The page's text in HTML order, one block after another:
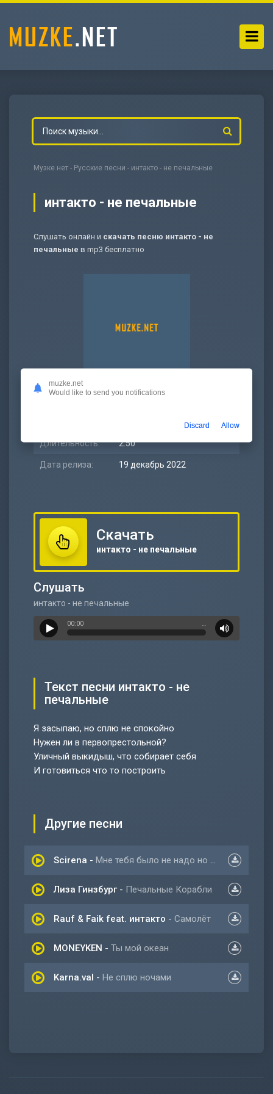
Музке.нет - Русские песни - интакто - не печальные
интакто - не печальные
Слушать онлайн и скачать песню интакто - не
печальные в mp3 бесплатно
Длительность: 2:50
Дата релиза: 19 декабрь 2022
Скачать
интакто - не печальные
Слушать
интакто - не печальные
00:00 …
Текст песни интакто - не
печальные
Я засыпаю, но сплю не спокойно
Нужен ли в первопрестольной?
Уличный выкидыш, что собирает себя
И готовиться что то построить
Другие песни
Scirena - Мне тебя было не надо но ты сам себя принес
Лиза Гинзбург- Печальные Корабли
Rauf & Faik feat. интакто - Самолёт
MONEYKEN - Ты мой океан
Karna.val - Не сплю ночами
muzke.net
Would like to send you notifications
Discard Allow